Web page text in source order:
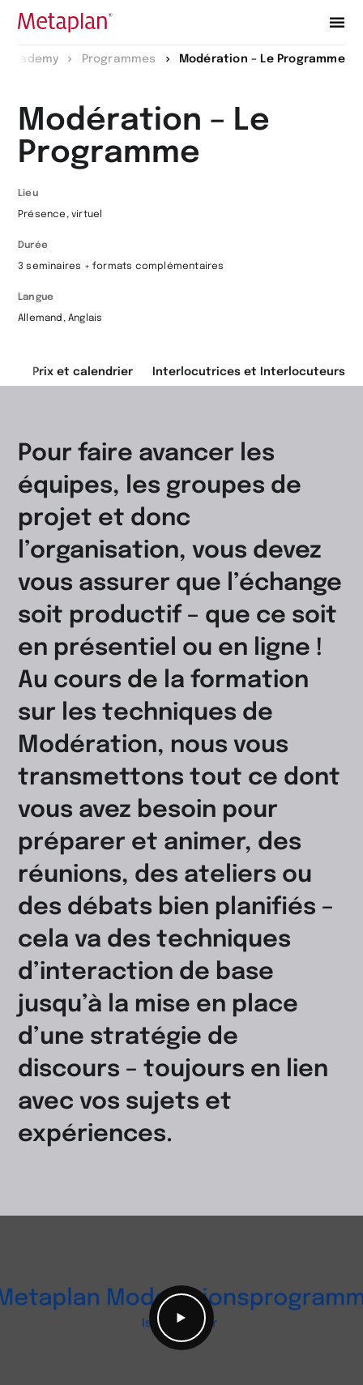
Retour
page
d’accueil
Academy Programmes Modération – Le Programme
Modération – Le
Programme
Lieu
Présence, virtuel
Durée
3 seminaires + formats complémentaires
Langue
Allemand, Anglais
Prix et calendrier Interlocutrices et Interlocuteurs
Pour faire avancer les
équipes, les groupes de
projet et donc
l’organisation, vous devez
vous assurer que l’échange
soit productif – que ce soit
en présentiel ou en ligne !
Au cours de la formation
sur les techniques de
Modération, nous vous
transmettons tout ce dont
vous avez besoin pour
préparer et animer, des
réunions, des ateliers ou
des débats bien planifiés –
cela va des techniques
d’interaction de base
jusqu’à la mise en place
d’une stratégie de
discours – toujours en lien
avec vos sujets et
expériences.
Video